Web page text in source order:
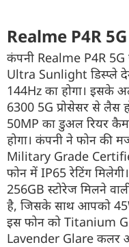
Realme P4R
कंपनी Realme P4R 5G
Ultra Sunlight डिस्प्ले
144Hz का होगा। इसके
6300 5G प्रोसेसर से लैस
50MP का डुअल रियर
होगा। कंपनी ने फोन की
Military Grade
फोन में IP65 रेटिंग
256GB स्टोरेज मिलने
है, जिसके साथ आपको 45W
इस फोन को Titanium
Lavender Glare कलर